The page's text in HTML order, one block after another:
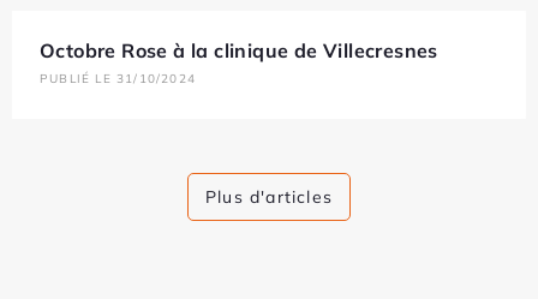
Octobre Rose à la clinique de Villecresnes
PUBLIÉ LE 31/10/2024
Plus d'articles